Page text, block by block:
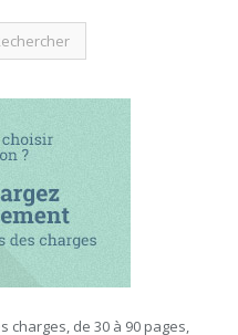
charges, de 30 à 90 pages,